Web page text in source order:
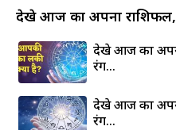
देखे आज का अपना
देखे आज का
रंग…
देखे आज का
रंग…